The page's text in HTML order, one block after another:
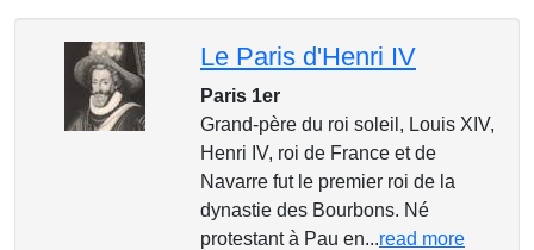
Le Paris d'Henri IV
Paris 1er
Grand-père du roi soleil, Louis XIV,
Henri IV, roi de France et de
Navarre fut le premier roi de la
dynastie des Bourbons. Né
protestant à Pau en...read more